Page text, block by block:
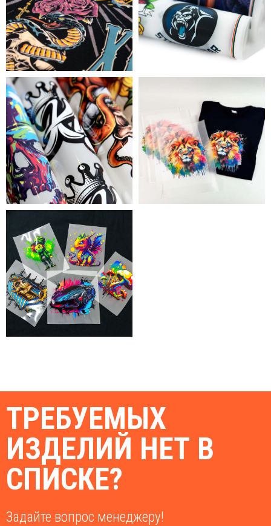
ТРЕБУЕМЫХ
ИЗДЕЛИЙ НЕТ В
СПИСКЕ?
Задайте вопрос менеджеру!